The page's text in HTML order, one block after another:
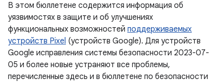
В этом бюллетене содержится информация об
уязвимостях в защите и об улучшениях
функциональных возможностей поддерживаемых
устройств Pixel (устройств Google). Для устройств
Google исправления системы безопасности 2023-07-
05 и более новые устраняют все проблемы,
перечисленные здесь и в бюллетене по безопасности